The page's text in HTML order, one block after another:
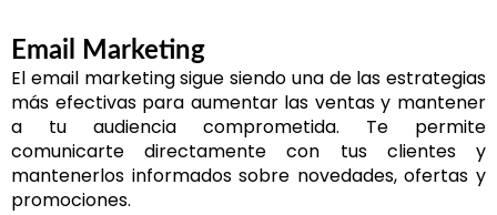
Email Marketing
El email marketing sigue siendo una de las estrategias
más efectivas para aumentar las ventas y mantener
a tu audiencia comprometida. Te permite
comunicarte directamente con tus clientes y
mantenerlos informados sobre novedades, ofertas y
promociones.